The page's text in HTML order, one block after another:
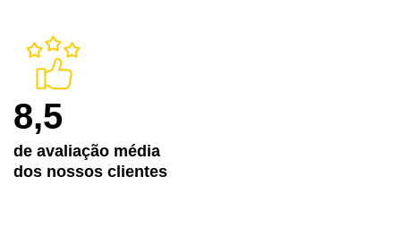
8,5
de avaliação média
dos nossos clientes